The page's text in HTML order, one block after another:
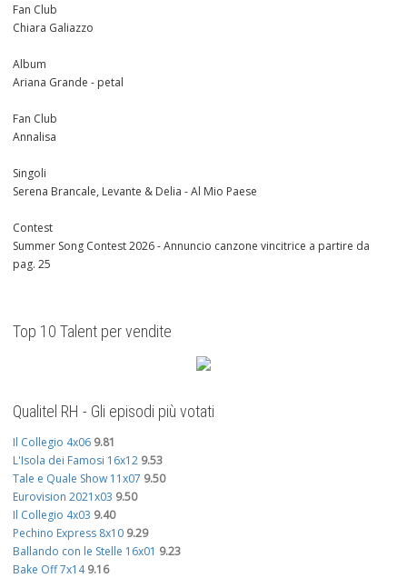
Fan Club
Chiara Galiazzo
Album
Ariana Grande - petal
Fan Club
Annalisa
Singoli
Serena Brancale, Levante & Delia - Al Mio Paese
Contest
Summer Song Contest 2026 - Annuncio canzone vincitrice a partire da
pag. 25
Top 10 Talent per vendite
Qualitel RH - Gli episodi più votati
Il Collegio 4x06 9.81
L'Isola dei Famosi 16x12 9.53
Tale e Quale Show 11x07 9.50
Eurovision 2021x03 9.50
Il Collegio 4x03 9.40
Pechino Express 8x10 9.29
Ballando con le Stelle 16x01 9.23
Bake Off 7x14 9.16